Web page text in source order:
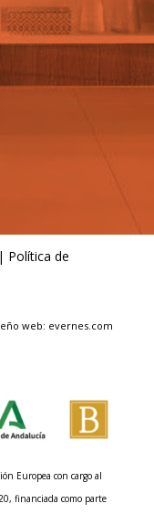
| Política de
web: evernes.com
Europea con cargo al
financiada como parte